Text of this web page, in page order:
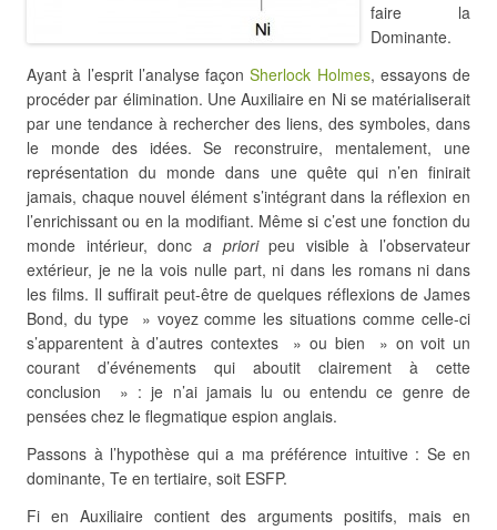
faire la
Dominante.
Ayant à l’esprit l’analyse façonSherlock Holmes, essayons de
procéder par élimination. Une Auxiliaire en Ni se matérialiserait
par une tendance à rechercher des liens, des symboles, dans
le monde des idées. Se reconstruire, mentalement, une
représentation du monde dans une quête qui n’en finirait
jamais, chaque nouvel élément s’intégrant dans la réflexion en
l’enrichissant ou en la modifiant. Même si c’est une fonction du
monde intérieur, donc a prioripeu visible à l’observateur
extérieur, je ne la vois nulle part, ni dans les romans ni dans
les films. Il suffirait peut-être de quelques réflexions de James
Bond, du type » voyez comme les situations comme celle-ci
s’apparentent à d’autres contextes » ou bien » on voit un
courant d’événements qui aboutit clairement à cette
conclusion » : je n’ai jamais lu ou entendu ce genre de
pensées chez le flegmatique espion anglais.
Passons à l’hypothèse qui a ma préférence intuitive : Se en
dominante, Te en tertiaire, soit ESFP.
Fi en Auxiliaire contient des arguments positifs, mais en